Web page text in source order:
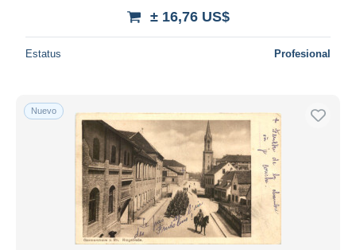
± 16,76 US$
Estatus Profesional
Nuevo